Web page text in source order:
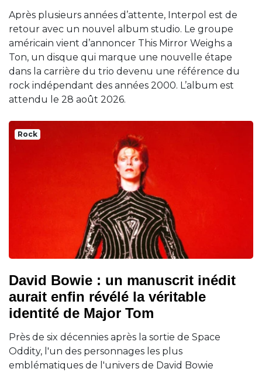
Après plusieurs années d’attente, Interpol est de
retour avec un nouvel album studio. Le groupe
américain vient d’annoncer This Mirror Weighs a
Ton, un disque qui marque une nouvelle étape
dans la carrière du trio devenu une référence du
rock indépendant des années 2000. L’album est
attendu le 28 août 2026.
Rock
David Bowie : un manuscrit inédit
aurait enfin révélé la véritable
identité de Major Tom
Près de six décennies après la sortie de Space
Oddity, l'un des personnages les plus
emblématiques de l'univers de David Bowie